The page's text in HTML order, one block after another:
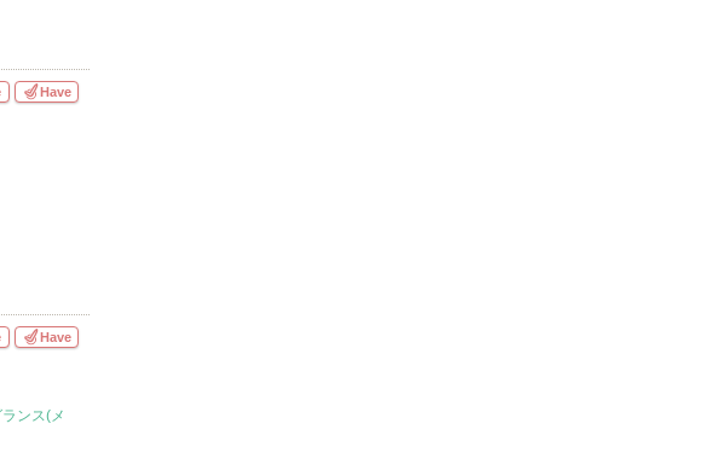
Have
ンス(メ
Have